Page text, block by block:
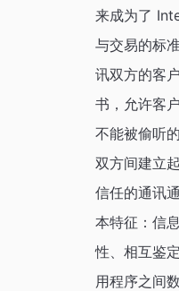
来成为了
与交易的标
讯双方的客
书，允许客
不能被偷听
双方间建立
信任的通讯
本特征：信
性、相互鉴
用程序之间